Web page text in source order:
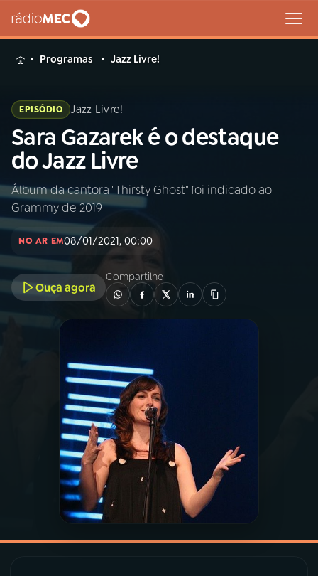
MENU
Buscar
na
Rádio
MEC
Buscar
Início
01 INÍCIO
PROGRAMAS
PODCASTS
VIDEOCASTS
07ÚLTIMAS
Programas Jazz Livre!
EPISÓDIO Jazz Livre!
Sara Gazarek é o destaque
do Jazz Livre
Álbum da cantora "Thirsty Ghost" foi indicado ao
Grammy de 2019
NO AR EM08/01/2021, 00:00
Ouça agora
Compartilhe